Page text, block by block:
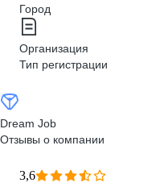
Город
Организация
Тип регистрации
Dream Job
Отзывы о компании
3,6